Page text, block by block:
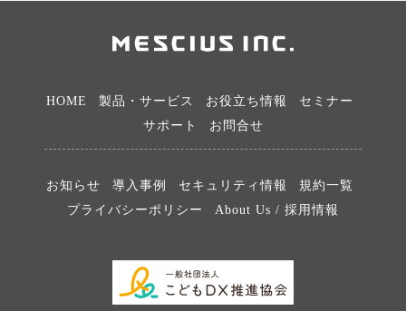
HOME 製品・サービス お役立ち情報
セミナー
サポート
お問合せ
お知らせ 導入事例 セキュリティ情報
規約一覧
プライバシーポリシー
About Us / 採用情報